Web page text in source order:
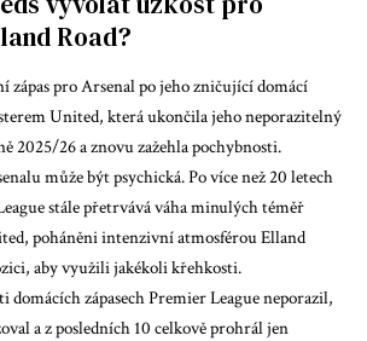
Road?
zápas pro Arsenal po jeho zničující domácí
United, která ukončila jeho neporazitelný
2025/26 a znovu zažehla pochybnosti.
může být psychická. Po více než 20 letech
stále přetrvává váha minulých téměř
poháněni intenzivní atmosférou Elland
aby využili jakékoli křehkosti.
domácích zápasech Premier League neporazil,
a z posledních 10 celkově prohrál jen